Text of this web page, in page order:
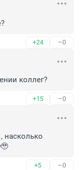
+24 –0
коллег?
+15 –0
насколько
+5 –0